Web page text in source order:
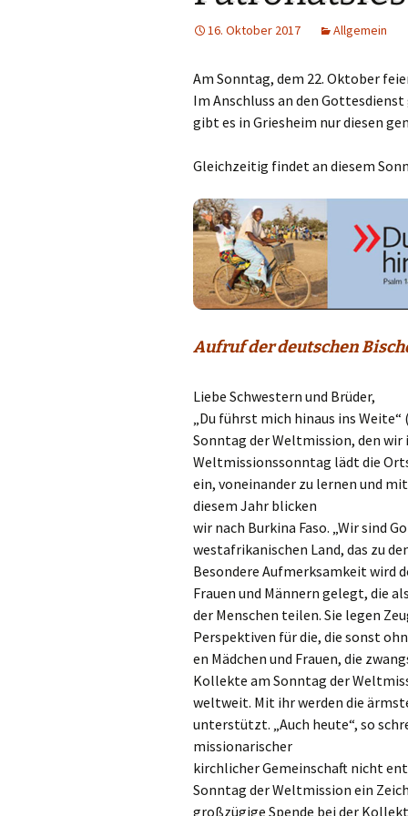
Oekum.
PGR-Wahl 2019
Prävention im
Terminplan
Unsere Kirchen
Vermietungen
Vorschau
Wochenblatt
Startseite
16. Oktober 2017 Allgemein
Am Sonntag, dem 22. Oktober
Im Anschluss an den
gibt es in Griesheim nur diesen
Gleichzeitig findet an diesem
Aufruf der deutschen
Liebe Schwestern und Brüder,
„Du führst mich hinaus ins
Sonntag der Weltmission, den wir
Weltmissionssonntag lädt die
ein, voneinander zu lernen und
diesem Jahr blicken
wir nach Burkina Faso. „Wir sind
westafrikanischen Land, das zu
Besondere Aufmerksamkeit wird
Frauen und Männern gelegt, die
der Menschen teilen. Sie legen
Perspektiven für die, die sonst
en Mädchen und Frauen, die
Kollekte am Sonntag der
weltweit. Mit ihr werden die
unterstützt. „Auch heute“, so
missionarischer
kirchlicher Gemeinschaft nicht
Sonntag der Weltmission ein
großzügige Spende bei der